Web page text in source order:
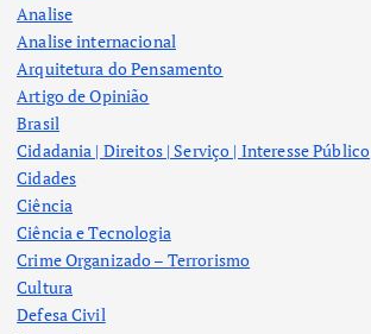
Analise
Analise internacional
Arquitetura do Pensamento
Artigo de Opinião
Brasil
Cidadania | Direitos | Serviço | Interesse Público
Cidades
Ciência
Ciência e Tecnologia
Crime Organizado – Terrorismo
Cultura
Defesa Civil